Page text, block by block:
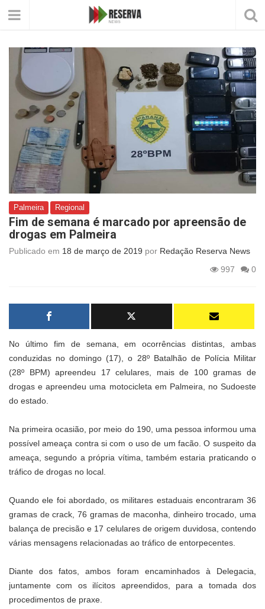
Palmeira Regional
Fim de semana é marcado por apreensão de
drogas em Palmeira
Publicado em 18 de março de 2019 por Redação Reserva News
997
0
No último fim de semana, em ocorrências distintas, ambas
conduzidas no domingo (17), o 28º Batalhão de Polícia Militar
(28º BPM) apreendeu 17 celulares, mais de 100 gramas de
drogas e apreendeu uma motocicleta em Palmeira, no Sudoeste
do estado.
Na primeira ocasião, por meio do 190, uma pessoa informou uma
possível ameaça contra si com o uso de um facão. O suspeito da
ameaça, segundo a própria vítima, também estaria praticando o
tráfico de drogas no local.
Quando ele foi abordado, os militares estaduais encontraram 36
gramas de crack, 76 gramas de maconha, dinheiro trocado, uma
balança de precisão e 17 celulares de origem duvidosa, contendo
várias mensagens relacionadas ao tráfico de entorpecentes.
Diante dos fatos, ambos foram encaminhados à Delegacia,
juntamente com os ilícitos apreendidos, para a tomada dos
procedimentos de praxe.